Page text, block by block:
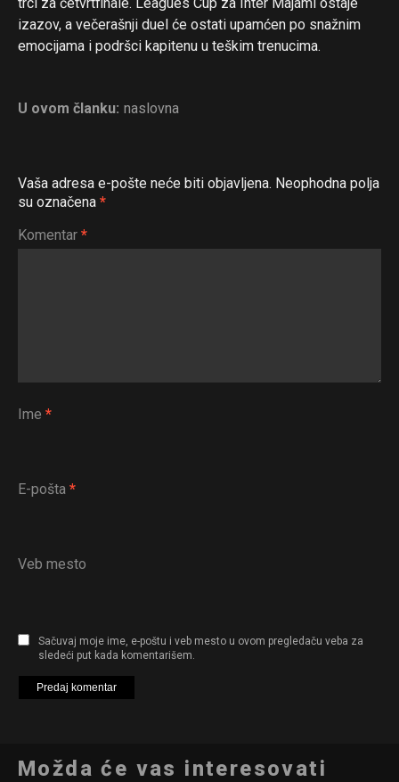
izazov, a večerašnji duel će ostati upamćen po snažnim
emocijama i podršci kapitenu u teškim trenucima.
U ovom članku: naslovna
Vaša adresa e-pošte neće biti objavljena. Neophodna polja
su označena *
Komentar *
Ime *
E-pošta *
Veb mesto
Sačuvaj moje ime, e-poštu i veb mesto u ovom pregledaču veba za
sledeći put kada komentarišem.
Možda će vas interesovati